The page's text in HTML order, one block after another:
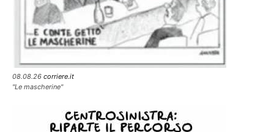
08.08.26 corriere.it
"Le mascherine"